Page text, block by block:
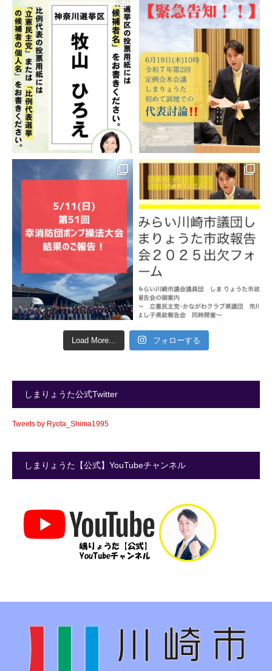
Load More... フォローする
しまりょうた公式Twitter
Tweets by Ryota_Shima1995
しまりょうた【公式】YouTubeチャンネル